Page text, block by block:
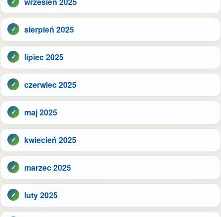
sierpień 2025
lipiec 2025
czerwiec 2025
maj 2025
kwiecień 2025
marzec 2025
luty 2025